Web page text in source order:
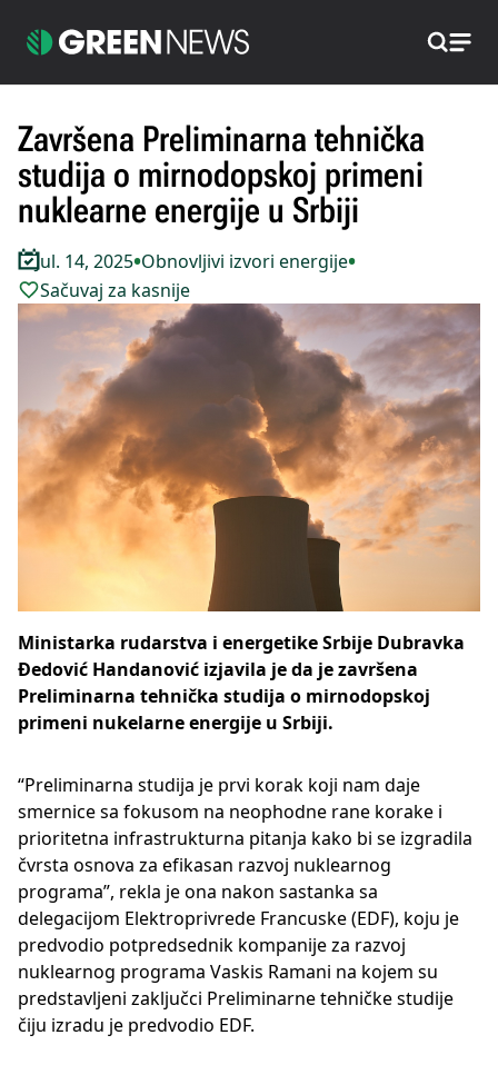
Pretraži
Završena Preliminarna tehnička
studija o mirnodopskoj primeni
nuklearne energije u Srbiji
Jul. 14, 2025•Obnovljivi izvori energije•
Sačuvaj za kasnije
Ministarka rudarstva i energetike Srbije Dubravka
Đedović Handanović izjavila je da je završena
Preliminarna tehnička studija o mirnodopskoj
primeni nukelarne energije u Srbiji.
“Preliminarna studija je prvi korak koji nam daje
smernice sa fokusom na neophodne rane korake i
prioritetna infrastrukturna pitanja kako bi se izgradila
čvrsta osnova za efikasan razvoj nuklearnog
programa”, rekla je ona nakon sastanka sa
delegacijom Elektroprivrede Francuske (EDF), koju je
predvodio potpredsednik kompanije za razvoj
nuklearnog programa Vaskis Ramani na kojem su
predstavljeni zaključci Preliminarne tehničke studije
čiju izradu je predvodio EDF.